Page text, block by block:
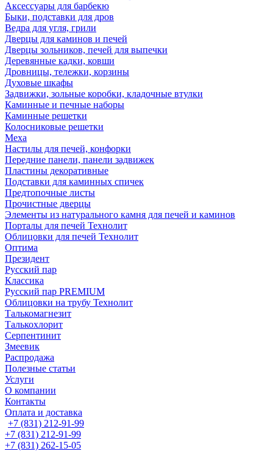
Аксессуары для барбекю
Быки, подставки для дров
Ведра для угля, грили
Дверцы для каминов и печей
Дверцы зольников, печей для выпечки
Деревянные кадки, ковши
Дровницы, тележки, корзины
Духовые шкафы
Задвижки, зольные коробки, кладочные втулки
Каминные и печные наборы
Каминные решетки
Колосниковые решетки
Меха
Настилы для печей, конфорки
Передние панели, панели задвижек
Пластины декоративные
Подставки для каминных спичек
Предтопочные листы
Прочистные дверцы
Элементы из натурального камня для печей и каминов
Порталы для печей Технолит
Облицовки для печей Технолит
Оптима
Президент
Русский пар
Классика
Русский пар PREMIUM
Облицовки на трубу Технолит
Талькомагнезит
Талькохлорит
Серпентинит
Змеевик
Распродажа
Полезные статьи
Услуги
О компании
Контакты
Оплата и доставка
+7 (831) 212-91-99
+7 (831) 212-91-99
+7 (831) 262-15-05